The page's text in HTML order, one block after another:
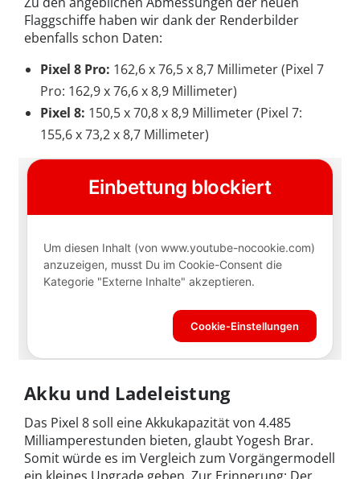
Flaggschiffe haben wir dank der Renderbilder
ebenfalls schon Daten:
Pixel 8 Pro: 162,6 x 76,5 x 8,7 Millimeter (Pixel 7
Pro: 162,9 x 76,6 x 8,9 Millimeter)
Pixel 8: 150,5 x 70,8 x 8,9 Millimeter (Pixel 7:
155,6 x 73,2 x 8,7 Millimeter)
Akku und Ladeleistung
Das Pixel 8 soll eine Akkukapazität von 4.485
Milliamperestunden bieten, glaubt Yogesh Brar.
Somit würde es im Vergleich zum Vorgängermodell
ein kleines Upgrade geben. Zur Erinnerung: Der